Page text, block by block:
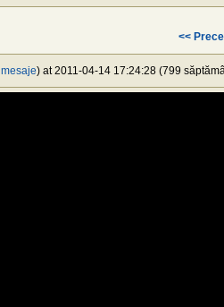
<<
) at 2011-04-14 17:24:28 (799